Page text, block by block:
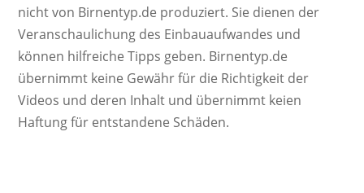
nicht von Birnentyp.de produziert. Sie dienen der
Veranschaulichung des Einbauaufwandes und
können hilfreiche Tipps geben. Birnentyp.de
übernimmt keine Gewähr für die Richtigkeit der
Videos und deren Inhalt und übernimmt keien
Haftung für entstandene Schäden.